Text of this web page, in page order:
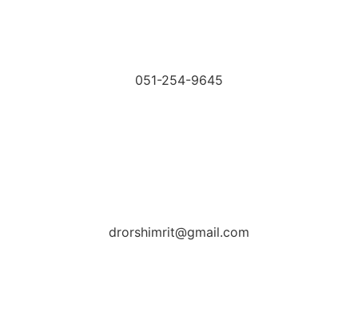
051-254-9645
drorshimrit@gmail.com​